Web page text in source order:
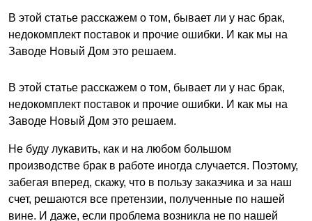
В этой статье расскажем о том, бывает ли у нас брак,
недокомплект поставок и прочие ошибки. И как мы на
Заводе Новый Дом это решаем.
В этой статье расскажем о том, бывает ли у нас брак,
недокомплект поставок и прочие ошибки. И как мы на
Заводе Новый Дом это решаем.
Не буду лукавить, как и на любом большом
производстве брак в работе иногда случается. Поэтому,
забегая вперед, скажу, что в пользу заказчика и за наш
счет, решаются все претензии, полученные по нашей
вине. И даже, если проблема возникла не по нашей